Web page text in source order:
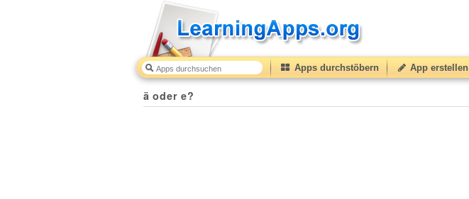
Apps durchstöbern App erstellen
ä oder e?